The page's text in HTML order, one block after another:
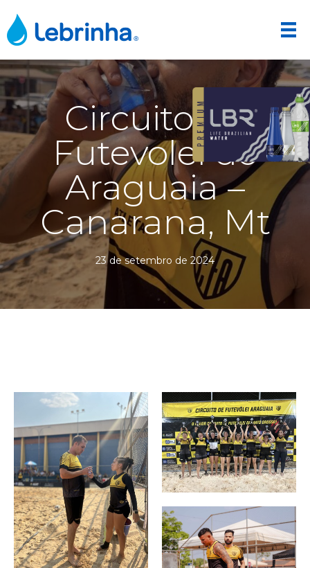
Circuito de
Futevolei do
Araguaia –
Canarana, Mt
23 de setembro de 2024